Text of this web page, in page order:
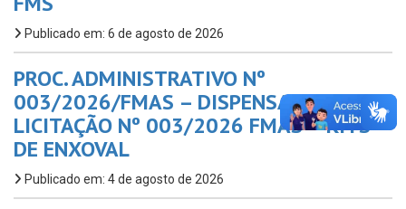
Publicado em: 6 de agosto de 2026
PROC. ADMINISTRATIVO Nº
003/2026/FMAS – DISPENSA DE
LICITAÇÃO Nº 003/2026 FMAS – KITS
DE ENXOVAL
Publicado em: 4 de agosto de 2026